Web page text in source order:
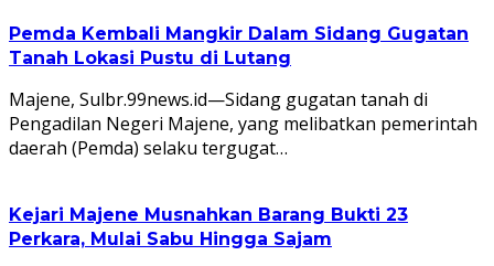
Pemda Kembali Mangkir Dalam Sidang Gugatan
Tanah Lokasi Pustu di Lutang
Majene, Sulbr.99news.id—Sidang gugatan tanah di
Pengadilan Negeri Majene, yang melibatkan pemerintah
daerah (Pemda) selaku tergugat…
Kejari Majene Musnahkan Barang Bukti 23
Perkara, Mulai Sabu Hingga Sajam